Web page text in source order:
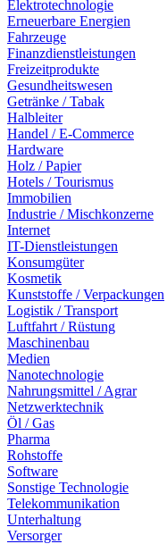
Elektrotechnologie
Erneuerbare Energien
Fahrzeuge
Finanzdienstleistungen
Freizeitprodukte
Gesundheitswesen
Getränke / Tabak
Halbleiter
Handel / E-Commerce
Hardware
Holz / Papier
Hotels / Tourismus
Immobilien
Industrie / Mischkonzerne
Internet
IT-Dienstleistungen
Konsumgüter
Kosmetik
Kunststoffe / Verpackungen
Logistik / Transport
Luftfahrt / Rüstung
Maschinenbau
Medien
Nanotechnologie
Nahrungsmittel / Agrar
Netzwerktechnik
Öl / Gas
Pharma
Rohstoffe
Software
Sonstige Technologie
Telekommunikation
Unterhaltung
Versorger